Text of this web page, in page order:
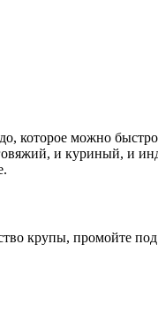
можно
и куриный, и
крупы, промойте